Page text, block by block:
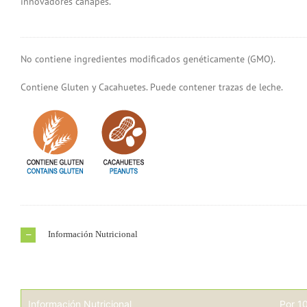
No contiene ingredientes modificados genéticamente (GMO).
Contiene Gluten y Cacahuetes. Puede contener trazas de leche.
Información Nutricional
Información Nutricional Por